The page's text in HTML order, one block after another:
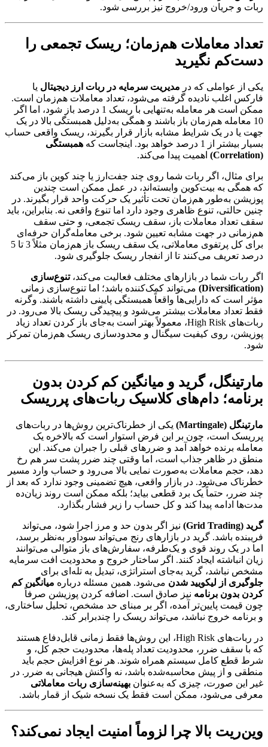
ربات و جریان ورود/خروج نیز بررسی شود.
تعداد معاملات هم‌زمان؛ ریسک تجمعی را
دست‌کم نگیرید
یکی از عواملی که در مدیریت سرمایه در ربات ارز دیجیتال یا
فارکس اغلب نادیده گرفته می‌شود، تعداد معاملات هم‌زمان است.
ممکن است هر معامله به‌تنهایی با ریسک 1 درصد باز شود، اما اگر
10 معامله هم‌زمان باز باشند و همگی به‌دلیل همبستگی بالا در یک
جهت یا در یک شرایط مشابه بازار قرار بگیرند، ریسک واقعی حساب
بسیار بیشتر از 1 درصد خواهد بود. اینجاست که
همبستگی
(Correlation)
اهمیت پیدا می‌کند.
برای مثال، اگر ربات شما روی چند جفت‌ارز یا چند کوین باز می‌کند
که همگی به بیت‌کوین وابسته‌اند، در عمل ممکن است چندین
پوزیشن به‌طور هم‌زمان تحت تأثیر یک حرکت واحد قرار بگیرند. در
چنین حالتی، تنوع ظاهری وجود دارد اما تنوع واقعی نه. بنابراین، باید
سقف تعداد معاملات باز، سقف ریسک تجمعی، و حتی سقف
هم‌زمانی در جهت مشابه تعیین شود. برخی معامله‌گران حرفه‌ای
برای کل پرتفوی معاملاتی، یک سقف ریسک باز هم‌زمان مثلاً 3 تا 5
درصد تعریف می‌کنند تا از انفجار ریسک جلوگیری شود.
اگر ربات شما در بازارهای مختلف فعالیت می‌کند،تنوع‌سازی
(Diversification)
می‌تواند کمک‌کننده باشد؛ اما تنوع‌سازی زمانی
مؤثر است که دارایی‌ها واقعاً همبستگی پایینی داشته باشند. وگرنه
فقط تعداد معاملات بیشتر می‌شود و پیچیدگی ریسک بالا می‌رود. در
ربات‌های High Risk، معمولاً بهتر است به‌جای باز کردن تعداد زیاد
پوزیشن، روی کیفیت سیگنال و محدودسازی ریسک هم‌زمان تمرکز
شود.
مارتینگل، گرید و میانگین کم کردن بدون
برنامه؛ دام‌های کلاسیک ربات‌های پرریسک
مارتینگل (Martingale)
یکی از خطرناک‌ترین روش‌ها در ربات‌های
پرریسک است، چون بر این فرض استوار است که بالاخره یک
معامله برنده خواهد آمد و ضررهای قبلی را جبران می‌کند. این
منطق در ظاهر جذاب است، اما وقتی چند ضرر پشت سر هم رخ
دهد، حجم معاملات به‌صورت نمایی بالا می‌رود و حساب وارد مسیر
خطرناک می‌شود. در بازار واقعی، هیچ تضمینی وجود ندارد که بعد از
چند ضرر، حتماً یک برد قطعی بیاید؛ بلکه ممکن است روند زیان‌ده
مدت‌ها ادامه پیدا کند و کل حساب را زیر فشار بگذارد.
گرید (Grid Trading)
نیز اگر بدون حد و مرز اجرا شود، می‌تواند
فریبنده باشد. گرید در بازارهای رنج می‌تواند سودآور به‌نظر برسد،
اما در یک روند قوی و یک‌طرفه، سفارش‌های باز متوالی می‌توانند
زیان انباشته ایجاد کنند. اگر ساختار خروج و محدودیت افت سرمایه
مشخص نباشد، گرید به‌جای استراتژی، تبدیل به تله‌ای برای
جلوگیری از لیکویید شدن می‌شود. همین مسئله درباره میانگین کم
کردن بدون برنامه نیز صادق است. اضافه کردن پوزیشن صرفاً
چون قیمت پایین‌تر آمده، اگر بر مبنای حد مشخص، تحلیل ساختاری،
و برنامه خروج نباشد، می‌تواند ریسک را چندبرابر کند.
در ربات‌های High Risk، این روش‌ها فقط زمانی قابل‌دفاع هستند
که با سقف ضرر، محدودیت تعداد پله‌ها، محدودیت حجم کل، و
شرط قطع کامل سیستم همراه شوند. هر نوع افزایش حجم باید
منطقی و از پیش محاسبه‌شده باشد، نه واکنش هیجانی به ضرر. در
غیر این صورت، چیزی که به‌عنوان بهینه‌سازی ربات معاملاتی
معرفی می‌شود، ممکن است فقط یک نسخه شیک از قمار باشد.
وین‌ریت بالا چرا لزوماً امنیت ایجاد نمی‌کند؟